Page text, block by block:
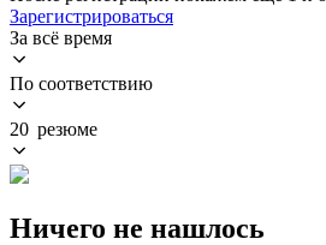
Зарегистрироваться
За всё время
По соответствию
20 резюме
Ничего не нашлось